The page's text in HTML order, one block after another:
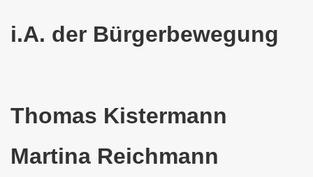
i.A. der Bürgerbewegung
Thomas Kistermann
Martina Reichmann
Volk und mit dem libanesischen Volk!
Gelsenkirchen am 12.08.2024 ab 17.30 Uhr - am Platz